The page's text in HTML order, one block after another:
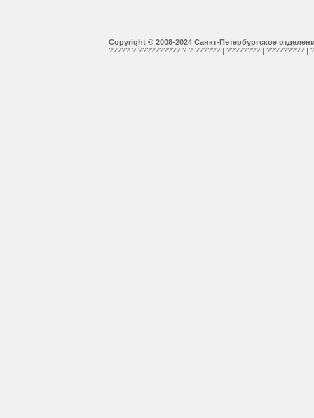
Copyright © 2008-2024 Санкт-Петербургское
????? ? ?????????? ?.?.?????? | ???????? | ????????? |